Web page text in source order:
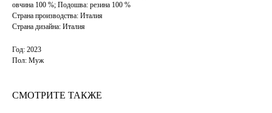
овчина 100 %; Подошва: резина 100 %
Страна производства: Италия
Страна дизайна: Италия
Год: 2023
Пол: Муж
СМОТРИТЕ ТАКЖЕ